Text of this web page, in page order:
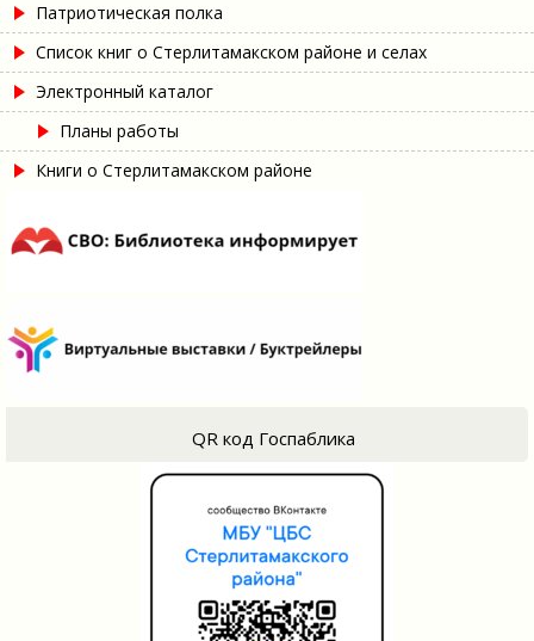
Патриотическая полка
Список книг о Стерлитамакском районе и селах
Электронный каталог
Планы работы
Книги о Стерлитамакском районе
QR код Госпаблика